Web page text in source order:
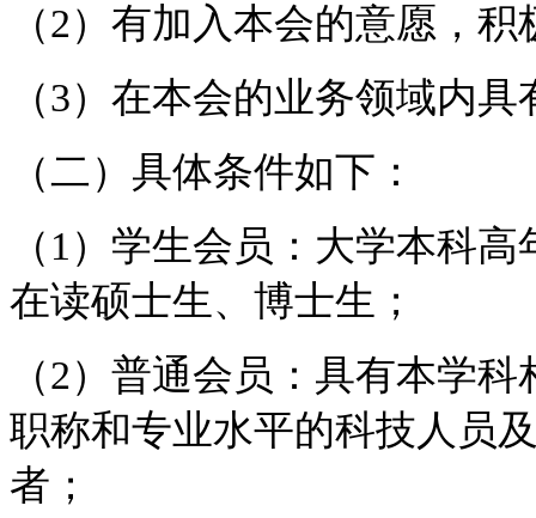
（2）有加入本会的意愿，
（3）在本会的业务领域内
（二）具体条件如下：
（1）学生会员：大学本科
在读硕士生、博士生；
（2）普通会员：具有本学
职称和专业水平的科技人员
者；